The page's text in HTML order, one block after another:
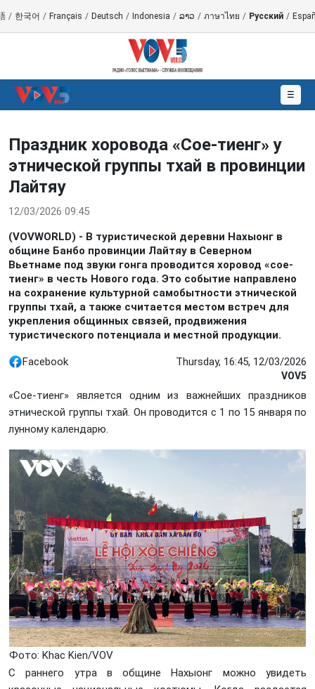
/ 한국어 / Français / Deutsch / Indonesia / ລາວ / ภาษาไทย / Русский /
☰
Праздник хоровода «Cое-тиенг» у
этнической группы тхай в провинции
Лайтяу
12/03/2026 09:45
(VOVWORLD) - В туристической деревни Нахыонг в
общине Банбо провинции Лайтяу в Северном
Вьетнаме под звуки гонга проводится хоровод «сое-
тиенг» в честь Нового года. Это событие направлено
на сохранение культурной самобытности этнической
группы тхай, а также считается местом встреч для
укрепления общинных связей, продвижения
туристического потенциала и местной продукции.
Facebook Thursday, 16:45, 12/03/2026
VOV5
«Cое-тиенг» является
одним из важнейших праздников
этнической группы тхай. Он проводится с 1 по 15 января по
лунному календарю.
Фото: Khаc Kiеn/VOV
С раннего утра в общине Нахыонг можно увидеть